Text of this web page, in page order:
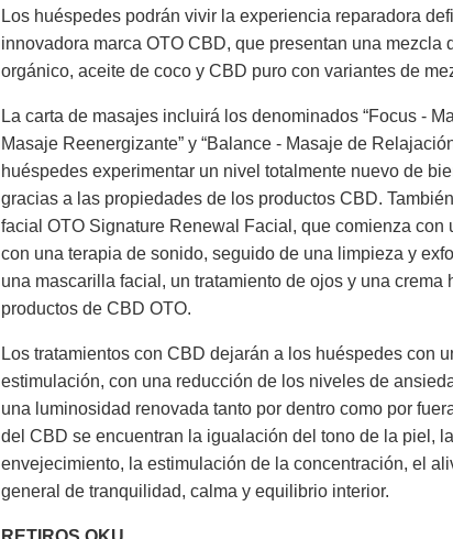
Los huéspedes podrán vivir la experiencia reparadora
innovadora marca OTO CBD, que presentan una mezcla
orgánico, aceite de coco y CBD puro con variantes de
La carta de masajes incluirá los denominados “Focus -
Masaje Reenergizante” y “Balance - Masaje de
huéspedes experimentar un nivel totalmente nuevo de
gracias a las propiedades de los productos CBD.
facial OTO Signature Renewal Facial, que comienza con
con una terapia de sonido, seguido de una limpieza y
una mascarilla facial, un tratamiento de ojos y una crema
productos de CBD OTO.
Los tratamientos con CBD dejarán a los huéspedes con
estimulación, con una reducción de los niveles de
una luminosidad renovada tanto por dentro como por
del CBD se encuentran la igualación del tono de la piel,
envejecimiento, la estimulación de la concentración, el
general de tranquilidad, calma y equilibrio interior.